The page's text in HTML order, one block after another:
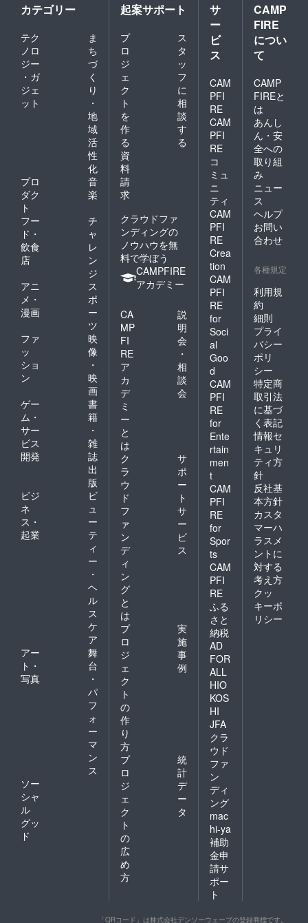
カテゴリー
テク
ノロ
ジー
・ガ
ジェ
ット
ま
ち
づ
く
り
・
地
域
活
性
化
プロ
ダク
ト
音
楽
フー
ド・
飲食
店
チ
ャ
レ
ン
ジ
アニ
メ・
漫画
ス
ポ
ー
ツ
ファ
ッ
ショ
ン
映
像
・
映
画
ゲー
ム・
サー
ビス
開発
書
籍
・
雑
誌
出
版
ビジ
ネ
ス・
起業
ビ
ュ
ー
テ
ィ
ー
・
ヘ
ル
ス
ケ
ア
アー
ト・
写真
舞
台
・
パ
フ
ォ
ー
マ
ン
ス
ソー
シャ
ル
グッ
ド
起案サポート
プ
ロ
ジ
ェ
ク
ト
を
作
る
ス
タ
ッ
フ
に
相
談
す
る
資
料
請
求
クラウドファ
ンディングの
ノウハウを無
料で学ぼう
CAMPFIRE
アカデミー
CA
MP
FI
RE
ア
カ
デ
ミ
ー
と
は
説
明
会
・
相
談
会
ク
ラ
ウ
ド
フ
ァ
ン
デ
ィ
ン
グ
と
は
サ
ポ
ー
ト
サ
ー
ビ
ス
プ
ロ
ジ
ェ
ク
ト
の
作
り
方
実
施
事
例
プ
ロ
ジ
ェ
ク
ト
の
広
め
方
統
計
デ
ー
タ
サ
ー
ビ
ス
CAM
PFI
RE
CAM
PFI
RE
コ
ミュ
ニ
ティ
CAM
PFI
RE
Crea
tion
CAM
PFI
RE
for
Soci
al
Goo
d
CAM
PFI
RE
for
Ente
rtain
men
t
CAM
PFI
RE
for
Spor
ts
CAM
PFI
RE
ふる
さと
納税
AD
FOR
ALL
HIO
KOS
HI
JFA
クラ
ウド
ファ
ン
ディ
ング
mac
hi-ya
補助
金申
請サ
ポー
ト
CAMP
FIRE
につい
て
CAMP
FIREと
は
あんし
ん・安
全への
取り組
み
ニュー
ス
ヘルプ
お問い
合わせ
各種規定
利用規
約
細則
プライ
バシー
ポリ
シー
特定商
取引法
に基づ
く表記
情報セ
キュリ
ティ方
針
反社基
本方針
カスタ
マーハ
ラスメ
ントに
対する
考え方
クッ
キーポ
リシー
「QRコード」は株式会社デンソーウェーブの登録商標です。